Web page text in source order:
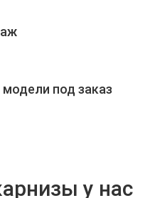
под заказ
у нас